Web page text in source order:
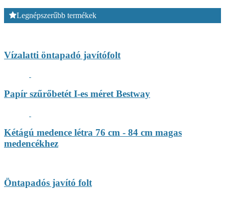
Legnépszerűbb termékek
Vízalatti öntapadó javítófolt
Papír szűrőbetét I-es méret Bestway
Kétágú medence létra 76 cm - 84 cm magas
medencékhez
Öntapadós javító folt